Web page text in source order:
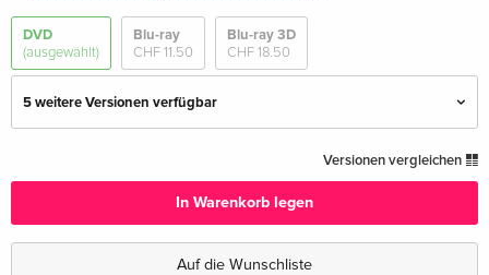
DVD
(ausgewählt)
Blu-ray
CHF 11.50
Blu-ray 3D
CHF 18.50
5 weitere Versionen verfügbar
CHF 11.50
Versionen vergleichen
In Warenkorb legen
Auf die Wunschliste